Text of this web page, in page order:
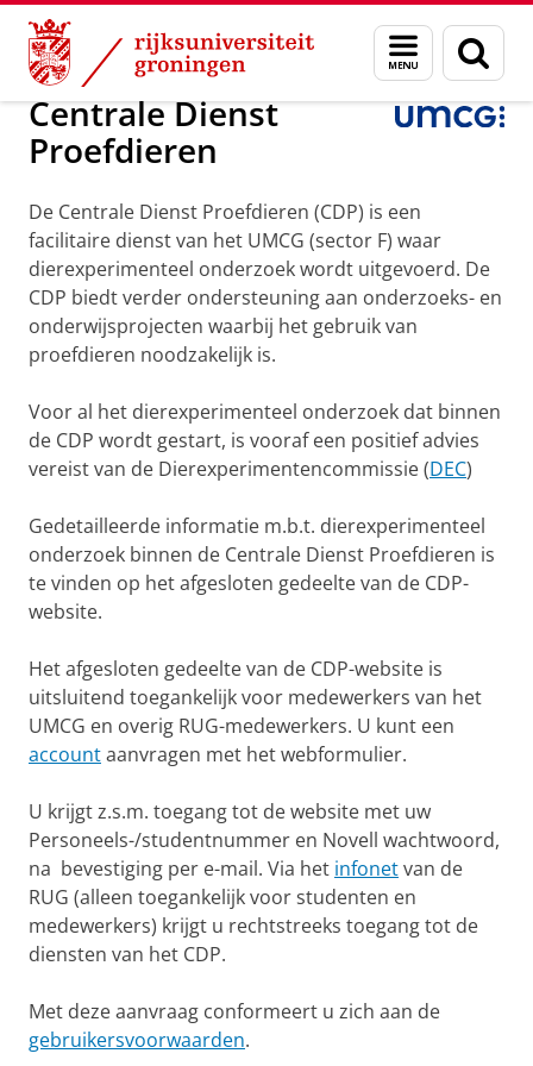
Skip
Content
Skip
Navigation
Menu
en
zoeken
Over ons Diensten en voorzieningen
Centrale Dienst
Proefdieren
De Centrale Dienst Proefdieren (CDP) is een
facilitaire dienst van het UMCG (sector F) waar
dierexperimenteel onderzoek wordt uitgevoerd. De
CDP biedt verder ondersteuning aan onderzoeks- en
onderwijsprojecten waarbij het gebruik van
proefdieren noodzakelijk is.
Voor al het dierexperimenteel onderzoek dat binnen
de CDP wordt gestart, is vooraf een positief advies
vereist van de Dierexperimentencommissie (DEC)
Gedetailleerde informatie m.b.t. dierexperimenteel
onderzoek binnen de Centrale Dienst Proefdieren is
te vinden op het afgesloten gedeelte van de CDP-
website.
Het afgesloten gedeelte van de CDP-website is
uitsluitend toegankelijk voor medewerkers van het
UMCG en overig RUG-medewerkers. U kunt een
accountaanvragen met het webformulier.
U krijgt z.s.m. toegang tot de website met uw
Personeels-/studentnummer en Novell wachtwoord,
na bevestiging per e-mail. Via het infonetvan de
RUG (alleen toegankelijk voor studenten en
medewerkers) krijgt u rechtstreeks toegang tot de
diensten van het CDP.
Met deze aanvraag conformeert u zich aan de
gebruikersvoorwaarden.